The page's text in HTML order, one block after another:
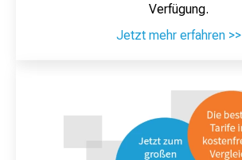
Verfügung.
Jetzt mehr erfahren >>